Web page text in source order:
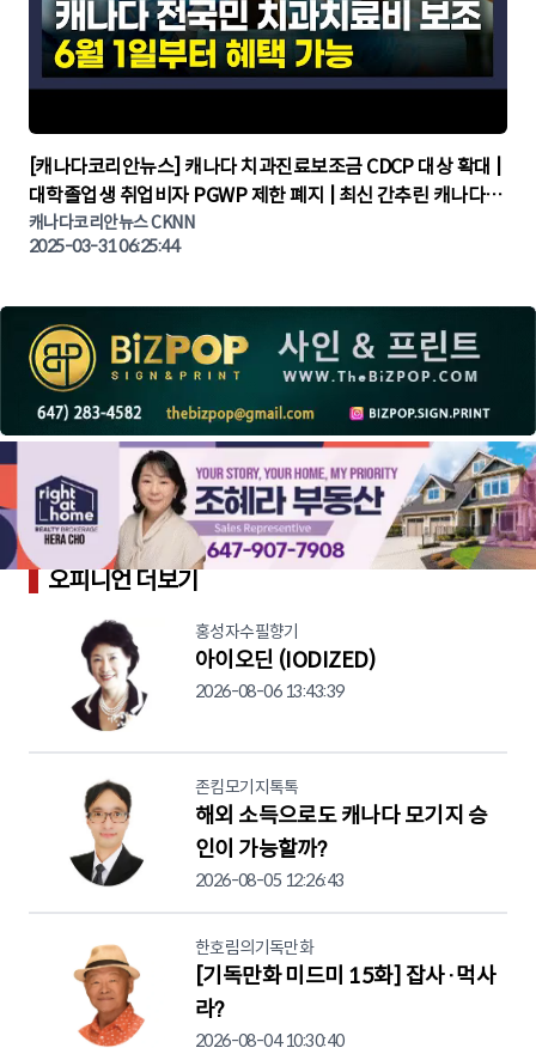
▶
[캐나다코리안뉴스] 캐나다 치과진료보조금 CDCP 대상 확대 |
대학졸업생 취업비자 PGWP 제한 폐지 | 최신 간추린 캐나다뉴
스 | CKNNEWS | 캐나다뉴스 | 토론토뉴스
캐나다코리안뉴스 CKNN
2025-03-31 06:25:44
오피니언 더보기
홍성자수필향기
아이오딘 (IODIZED)
2026-08-06 13:43:39
존킴모기지톡톡
해외 소득으로도 캐나다 모기지 승
인이 가능할까?
2026-08-05 12:26:43
한호림의기독만화
[기독만화 미드미 15화] 잡사·먹사
라?
2026-08-04 10:30:40